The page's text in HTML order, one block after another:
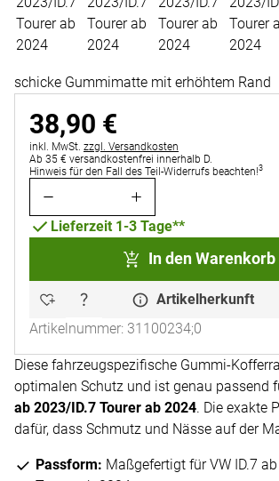
schicke Gummimatte mit erhöhtem Rand
38,90 €
Steuerhinweis:
inkl. MwSt. zzgl. Versandkosten
Ab 35 € versandkostenfrei innerhalb D.
Hinweis für den Fall des Teil-Widerrufs beachten!3
Lieferzeit 1-3 Tage**
In den Warenkorb
Artikelherkunft
Artikelnummer: 31100234;0
Diese fahrzeugspezifische Gummi-
optimalen Schutz und ist genau passend
ab 2023/ID.7 Tourer ab 2024. Die exakte
dafür, dass Schmutz und Nässe auf der
Passform: Maßgefertigt für VW ID.7